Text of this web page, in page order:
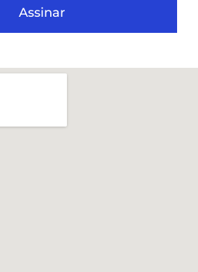
Assinar